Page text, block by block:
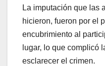
La imputación que las
hicieron, fueron por el
encubrimiento al
lugar, lo que complicó
esclarecer el crimen.